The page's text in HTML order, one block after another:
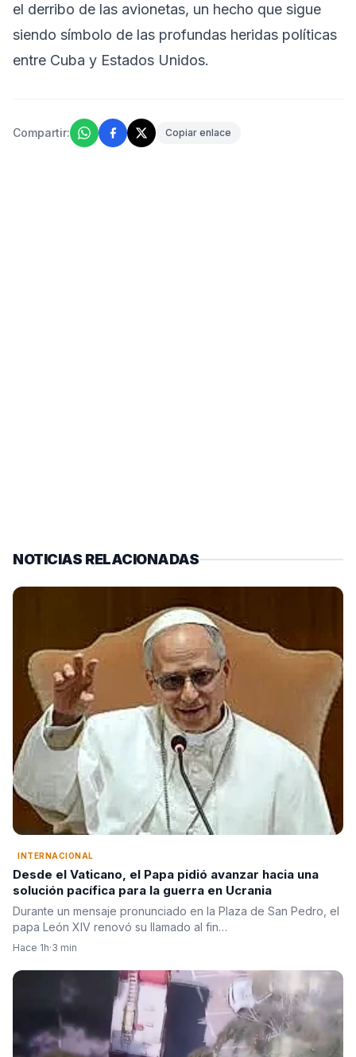
el derribo de las avionetas, un hecho que sigue
siendo símbolo de las profundas heridas políticas
entre Cuba y Estados Unidos.
Compartir: Copiar enlace
NOTICIAS RELACIONADAS
INTERNACIONAL
Desde el Vaticano, el Papa pidió avanzar hacia una
solución pacífica para la guerra en Ucrania
Durante un mensaje pronunciado en la Plaza de San Pedro, el
papa León XIV renovó su llamado al fin…
Hace 1h·3 min